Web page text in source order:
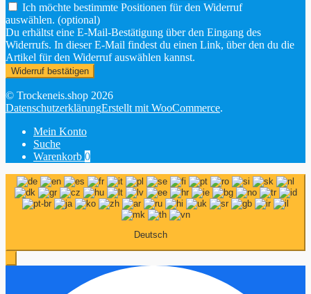
Ich möchte bestimmte Positionen für den Widerruf
auswählen. (optional)
Du erhältst eine E-Mail-Bestätigung über den Eingang des
Widerrufs. In dieser E-Mail findest du einen Link, über den du die
Artikel für den Widerruf auswählen kannst.
Widerruf bestätigen
© Trockeneis.shop 2026
DatenschutzerklärungErstellt mit WooCommerce.
Mein Konto
Suche
Warenkorb 0
Deutsch